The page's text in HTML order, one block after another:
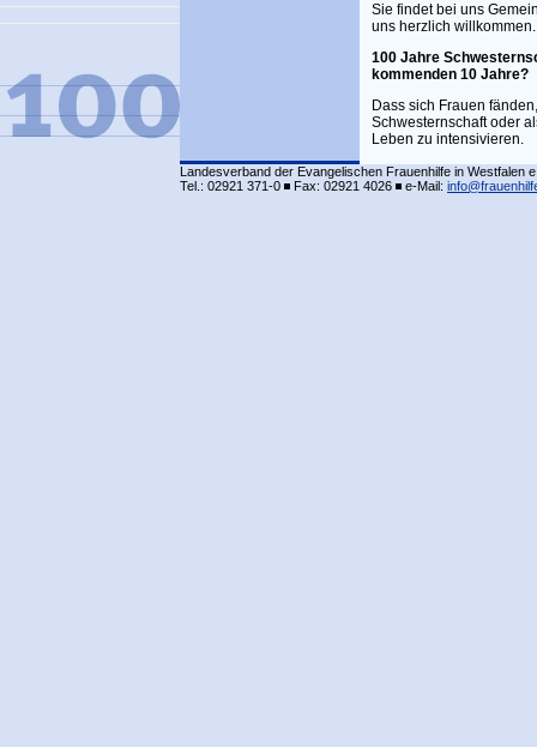
Sie findet bei uns
uns herzlich willkommen.
100 Jahre
kommenden 10 Jahre?
Dass sich Frauen
Schwesternschaft oder
Leben zu intensivieren.
Landesverband der Evangelischen Frauenhilfe in Westfalen
Tel.: 02921 371-0
Fax: 02921 4026 e-Mail: